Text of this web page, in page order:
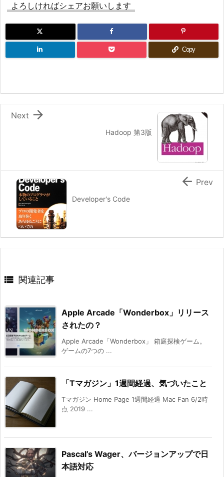
よろしければシェアお願いします
Copy
Hadoop 第3版

Next
Developer's Code
 Prev
 関連記事
Apple Arcade「Wonderbox」リリース
されたの？
Apple Arcade「Wonderbox」 箱庭探検ゲーム。
ゲームの7つの ...
「Tマガジン」1週間経過、気づいたこと
Tマガジン Home Page 1週間経過 Mac Fan 6/2時
点 2019 ...
Pascal’s Wager、バージョンアップで日
本語対応